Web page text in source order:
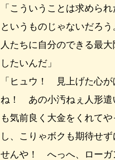
「こういうことは求めら
というものじゃないだろ
人たちに自分のできる最
したいんだ」
「ヒュウ！ 見上げた心が
ね！ あの小汚ねぇ人形遣
も気前良く大金をくれて
し、こりゃボクも期待せ
せんや！ へっへ、ローガ